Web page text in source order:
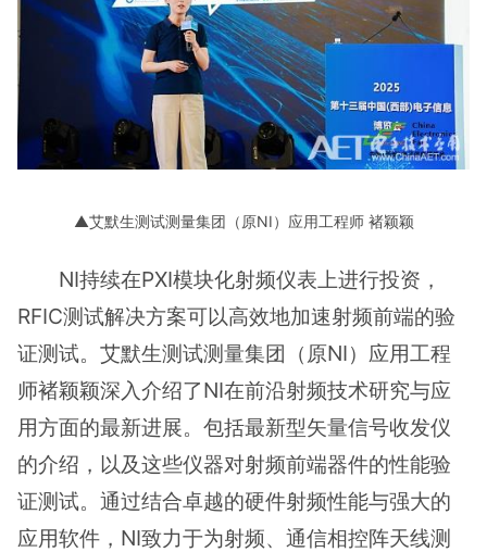
▲艾默生测试测量集团（原NI）应用工程师 褚颖颖
NI持续在PXI模块化射频仪表上进行投资，
RFIC测试解决方案可以高效地加速射频前端的验
证测试。艾默生测试测量集团（原NI）应用工程
师褚颖颖深入介绍了NI在前沿射频技术研究与应
用方面的最新进展。包括最新型矢量信号收发仪
的介绍，以及这些仪器对射频前端器件的性能验
证测试。通过结合卓越的硬件射频性能与强大的
应用软件，NI致力于为射频、通信相控阵天线测